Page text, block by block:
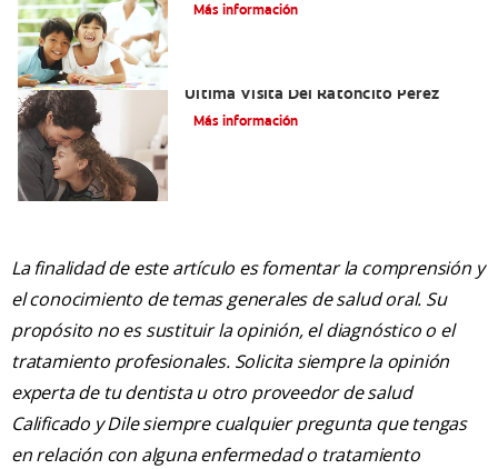
Más información
Última Visita Del Ratoncito Pérez
Más información
La finalidad de este artículo es fomentar la comprensión y
el conocimiento de temas generales de salud oral. Su
propósito no es sustituir la opinión, el diagnóstico o el
tratamiento profesionales. Solicita siempre la opinión
experta de tu dentista u otro proveedor de salud
Calificado y Dile siempre cualquier pregunta que tengas
en relación con alguna enfermedad o tratamiento